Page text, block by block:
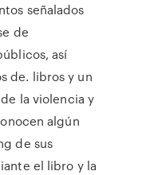
señalados
de
así
de. libros y un
la violencia y
algún
de sus
el libro y la